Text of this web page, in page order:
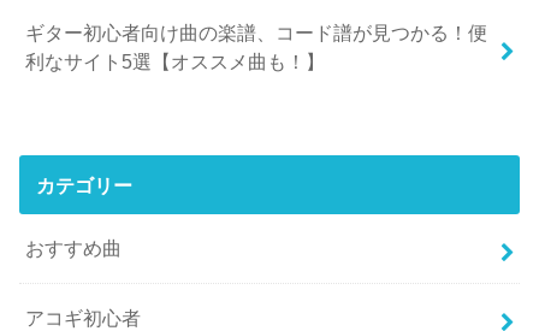
ギター初心者向け曲の楽譜、コード譜が見つかる！便
利なサイト5選【オススメ曲も！】
カテゴリー
おすすめ曲
アコギ初心者